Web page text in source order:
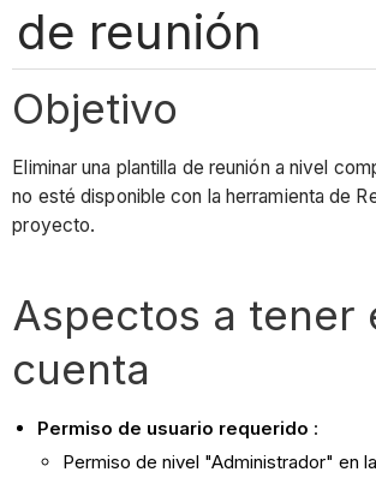
de reunión
Objetivo
Eliminar una plantilla de reunión a nivel
no esté disponible con la herramienta de
proyecto.
Aspectos a tener
cuenta
Permiso de usuario requerido :
Permiso de nivel "Administrador" en